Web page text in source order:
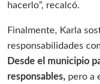
hacerlo”, recalcó.
Finalmente, Karla
responsabilidades
Desde el municipio
responsables, pero a